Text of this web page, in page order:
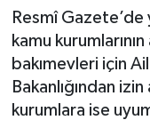
Resmî
kamu
bakımevleri için
Bakanlığından
kurumlara ise
RESMİ
Egemax TV
Haber Arşivi